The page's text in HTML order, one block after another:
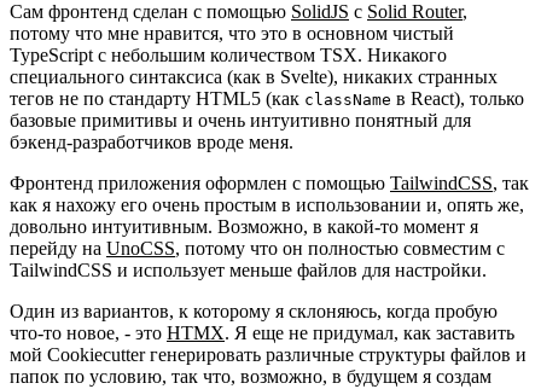
Сам фронтенд сделан с помощью SolidJS с Solid Router,
потому что мне нравится, что это в основном чистый
TypeScript с небольшим количеством TSX. Никакого
специального синтаксиса (как в Svelte), никаких странных
тегов не по стандарту HTML5 (как className в React), только
базовые примитивы и очень интуитивно понятный для
бэкенд-разработчиков вроде меня.
Фронтенд приложения оформлен с помощью TailwindCSS, так
как я нахожу его очень простым в использовании и, опять же,
довольно интуитивным. Возможно, в какой-то момент я
перейду на UnoCSS, потому что он полностью совместим с
TailwindCSS и использует меньше файлов для настройки.
Один из вариантов, к которому я склоняюсь, когда пробую
что-то новое, - это HTMX. Я еще не придумал, как заставить
мой Cookiecutter генерировать различные структуры файлов и
папок по условию, так что, возможно, в будущем я создам